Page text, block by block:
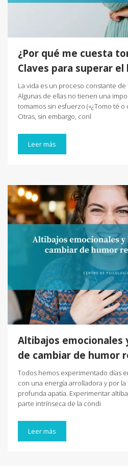
¿Por qué me cuesta
Claves para superar el
La vida es un proceso constante
Algunas de ellas no tienen una
tomamos sin esfuerzo («¿Tomo té o
Otras, sin embargo, conl
Leer más
Altibajos emocionales
de cambiar de humor
Todos hemos experimentado días
con una energía arrolladora y por
profunda apatía. Experimentar
parte intrínseca de la condi
Leer más